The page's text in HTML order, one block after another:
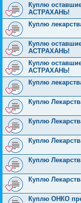
Куплю
АСТРАХАНЬ!
Куплю
Куплю
АСТРАХАНЬ!
Куплю
АСТРАХАНЬ!
Куплю
Куплю
Куплю
Куплю
Куплю
Куплю
Куплю ОНКО